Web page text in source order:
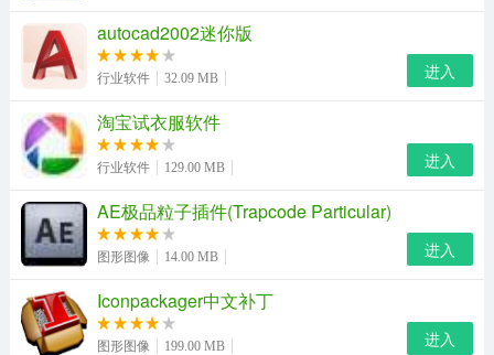
万能数据恢复大师软件修改前后对比：
修改前
autocad2002迷你版
行业软件 32.09 MB 进入
淘宝试衣服软件
行业软件 129.00 MB 进入
AE极品粒子插件(Trapcode Particular)
图形图像 14.00 MB 进入
Iconpackager中文补丁
图形图像 199.00 MB 进入